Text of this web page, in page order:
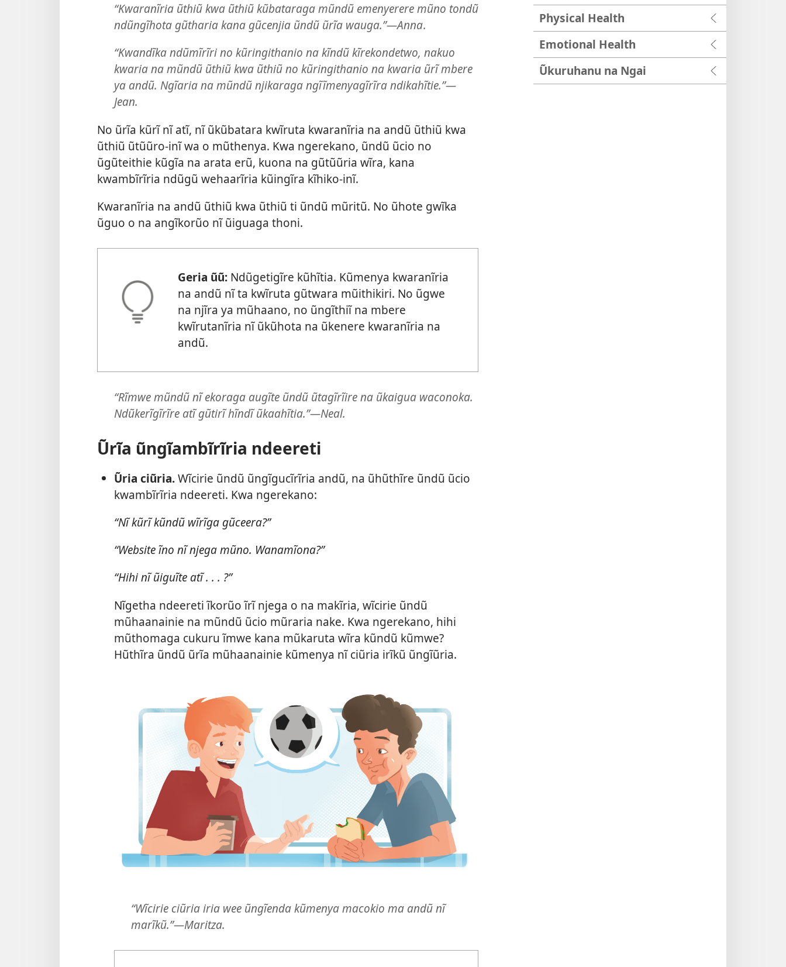
“Kwaranĩria ũthiũ kwa ũthiũ kũbataraga mũndũ emenyerere mũno tondũ
ndũngĩhota gũtharia kana gũcenjia ũndũ ũrĩa wauga.”—Anna.
“Kwandĩka ndũmĩrĩri no kũringithanio na kĩndũ kĩrekondetwo, nakuo
kwaria na mũndũ ũthiũ kwa ũthiũ no kũringithanio na kwaria ũrĩ mbere
ya andũ. Ngĩaria na mũndũ njikaraga ngĩĩmenyagĩrĩra ndikahĩtie.”—
Jean.
No ũrĩa kũrĩ nĩ atĩ, nĩ ũkũbatara kwĩruta kwaranĩria na andũ ũthiũ kwa
ũthiũ ũtũũro-inĩ wa o mũthenya. Kwa ngerekano, ũndũ ũcio no
ũgũteithie kũgĩa na arata erũ, kuona na gũtũũria wĩra, kana
kwambĩrĩria ndũgũ wehaarĩria kũingĩra kĩhiko-inĩ.
Kwaranĩria na andũ ũthiũ kwa ũthiũ ti ũndũ mũritũ. No ũhote gwĩka
ũguo o na angĩkorũo nĩ ũiguaga thoni.
Geria ũũ: Ndũgetigĩre kũhĩtia. Kũmenya kwaranĩria
na andũ nĩ ta kwĩruta gũtwara mũithikiri. No ũgwe
na njĩra ya mũhaano, no ũngĩthiĩ na mbere
kwĩrutanĩria nĩ ũkũhota na ũkenere kwaranĩria na
andũ.
“Rĩmwe mũndũ nĩ ekoraga augĩte ũndũ ũtagĩrĩire na ũkaigua waconoka.
Ndũkerĩgĩrĩre atĩ gũtirĩ hĩndĩ ũkaahĩtia.”—Neal.
Ũrĩa ũngĩambĩrĩria ndeereti
Ũria ciũria.Wĩcirie ũndũ ũngĩgucĩrĩria andũ, na ũhũthĩre ũndũ ũcio
kwambĩrĩria ndeereti. Kwa ngerekano:
“Nĩ kũrĩ kũndũ wĩrĩga gũceera?”
“Website ĩno nĩ njega mũno. Wanamĩona?”
“Hihi nĩ ũiguĩte atĩ . . . ?”
Nĩgetha ndeereti ĩkorũo ĩrĩ njega o na makĩria, wĩcirie ũndũ
mũhaanainie na mũndũ ũcio mũraria nake. Kwa ngerekano, hihi
mũthomaga cukuru ĩmwe kana mũkaruta wĩra kũndũ kũmwe?
Hũthĩra ũndũ ũrĩa mũhaanainie kũmenya nĩ ciũria irĩkũ ũngĩũria.
“Wĩcirie ciũria iria wee ũngĩenda kũmenya macokio ma andũ nĩ
marĩkũ.”—Maritza.
Physical Health
Emotional Health
Ũkuruhanu na Ngai